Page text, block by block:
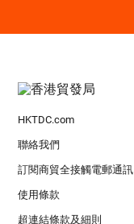
HKTDC.com
聯絡我們
訂閱商貿全接觸電郵通訊
使用條款
超連結條款及細則